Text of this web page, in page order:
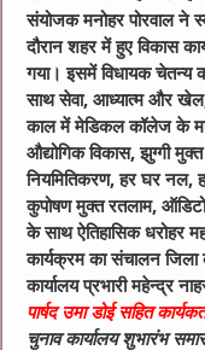
संयोजक मनोहर पोरवाल ने
दौरान शहर में हुए विकास
गया। इसमें विधायक चेतन्य
साथ सेवा, आध्यात्म और खेल,
काल में मेडिकल कॉलेज के
औद्योगिक विकास, झुग्गी
नियमितिकरण, हर घर नल,
कुपोषण मुक्त रतलाम,
के साथ ऐतिहासिक धरोहर
कार्यक्रम का संचालन जिला
कार्यालय प्रभारी महेन्द्र
पार्षद उमा डोई सहित
चुनाव कार्यालय शुभारंभ